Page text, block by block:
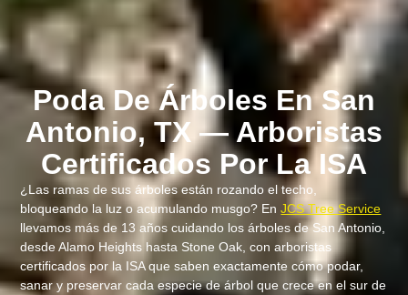
Poda De Árboles En San
Antonio, TX — Arboristas
Certificados Por La ISA
¿Las ramas de sus árboles están rozando el techo,
bloqueando la luz o acumulando musgo? EnJCS Tree Service
llevamos más de 13 años cuidando los árboles de San Antonio,
desde Alamo Heights hasta Stone Oak, con arboristas
certificados por la ISA que saben exactamente cómo podar,
sanar y preservar cada especie de árbol que crece en el sur de